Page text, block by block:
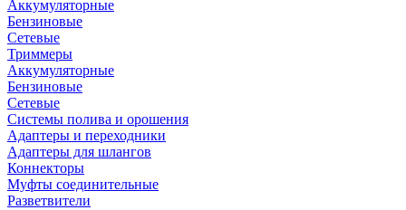
Аккумуляторные
Бензиновые
Сетевые
Триммеры
Аккумуляторные
Бензиновые
Сетевые
Системы полива и орошения
Адаптеры и переходники
Адаптеры для шлангов
Коннекторы
Муфты соединительные
Разветвители